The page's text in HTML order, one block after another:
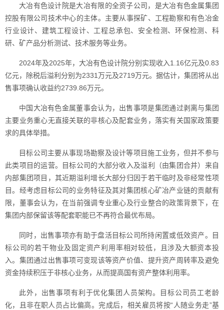
大冶有色设计院是大冶有限的全资子公司，是大冶有色金属集团
控股有限公司技术中心的主体。主要从事探矿、工程勘察和有色冶金
行业设计、建筑工程设计、工程总承包、安全检测、环保检测、科
研、矿产品分析测试、技术服务等业务。
2024年及2025年，大冶有色设计院分别实现收入1.16亿元及0.83
亿元，除税后溢利分别为2331万元及2719万元。据估计，集团将从出
售事项确认收益约2739.86万元。
中国大冶有色金属董事会认为，出售事项是集团通过剥离与集团
主要业务重心无直接关联的非核心及配套业务，落实有关国家政策要
求的具体举措。
目标公司主要从事现场勘察及设计等项目施工业务，但并不参与
此类项目的运营。目标公司的大部分收入及溢利（由集团合并）来自
内部集团项目，其近期溢利增长大部分归因于若干临时及非经常性项
目。经考虑目标公司的业务特征及其对集团核心矿冶产业链的贡献有
限，董事会认为，在当前强调专业重心及行业整合的政策背景下，在
集团内部保留该等配套职能已不再符合最优布局。
同时，出售事项亦有助于盘活目标公司所持闲置或低效资产。目
标公司的若干物业及固定资产利用率相对较低，且涉及大额资本投
入。集团通过出售事项可变现该等资产价值、提升资产周转率及避免
资金持续积压于非核心业务，从而提高国有资产整体利用率。
此外，出售事项有利于优化集团人员架构。目标公司员工老龄
化，且非在职人员占比偏高。完成后，相关雇员将按“人随业务走”基